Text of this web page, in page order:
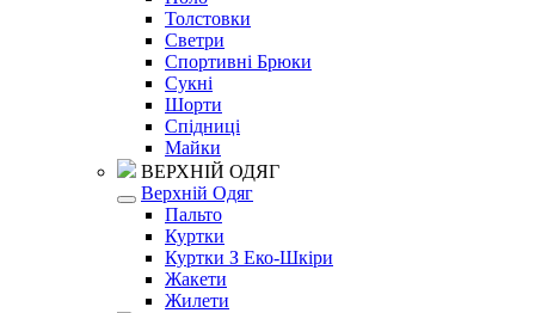
Толстовки
Светри
Спортивні Брюки
Сукні
Шорти
Спідниці
Майки
ВЕРХНІЙ ОДЯГ
Верхній Одяг
Пальто
Куртки
Куртки З Еко-Шкіри
Жакети
Жилети